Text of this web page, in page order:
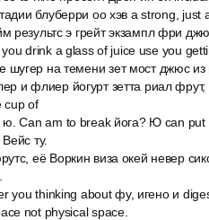
блуберри оо хэв a strong,
результс э грейт экзампл фри
drink a glass of juice use you
шугер на темени зет мост джюс
и флиер йогурт зетта риал
cup of
ю. Can am to break йога? Ю can
ту.
её Воркин виза окей невер
you thinking about фу, игено и
not physical space.